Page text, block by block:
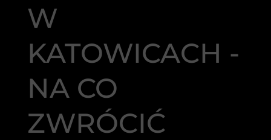
W
KATOWICACH -
NA CO
ZWRÓCIĆ